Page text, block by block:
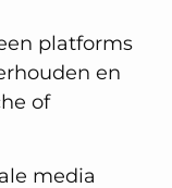
platforms
en
of
media